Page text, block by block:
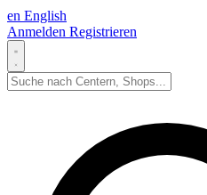
en English
Anmelden Registrieren